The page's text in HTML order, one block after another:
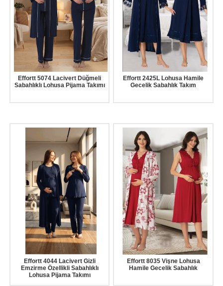
Effortt 5074 Lacivert Düğmeli
Sabahlıklı Lohusa Pijama Takımı
Effortt 2425L Lohusa Hamile
Gecelik Sabahlık Takım
Effortt 4044 Lacivert Gizli
Emzirme Özellikli Sabahlıklı
Lohusa Pijama Takımı
Effortt 8035 Vişne Lohusa
Hamile Gecelik Sabahlık